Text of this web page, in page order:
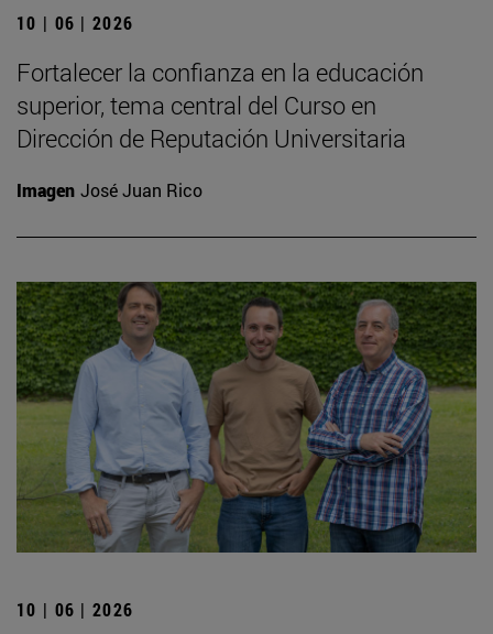
10 | 06 | 2026
Fortalecer la confianza en la educación
superior, tema central del Curso en
Dirección de Reputación Universitaria
Imagen José Juan Rico
10 | 06 | 2026